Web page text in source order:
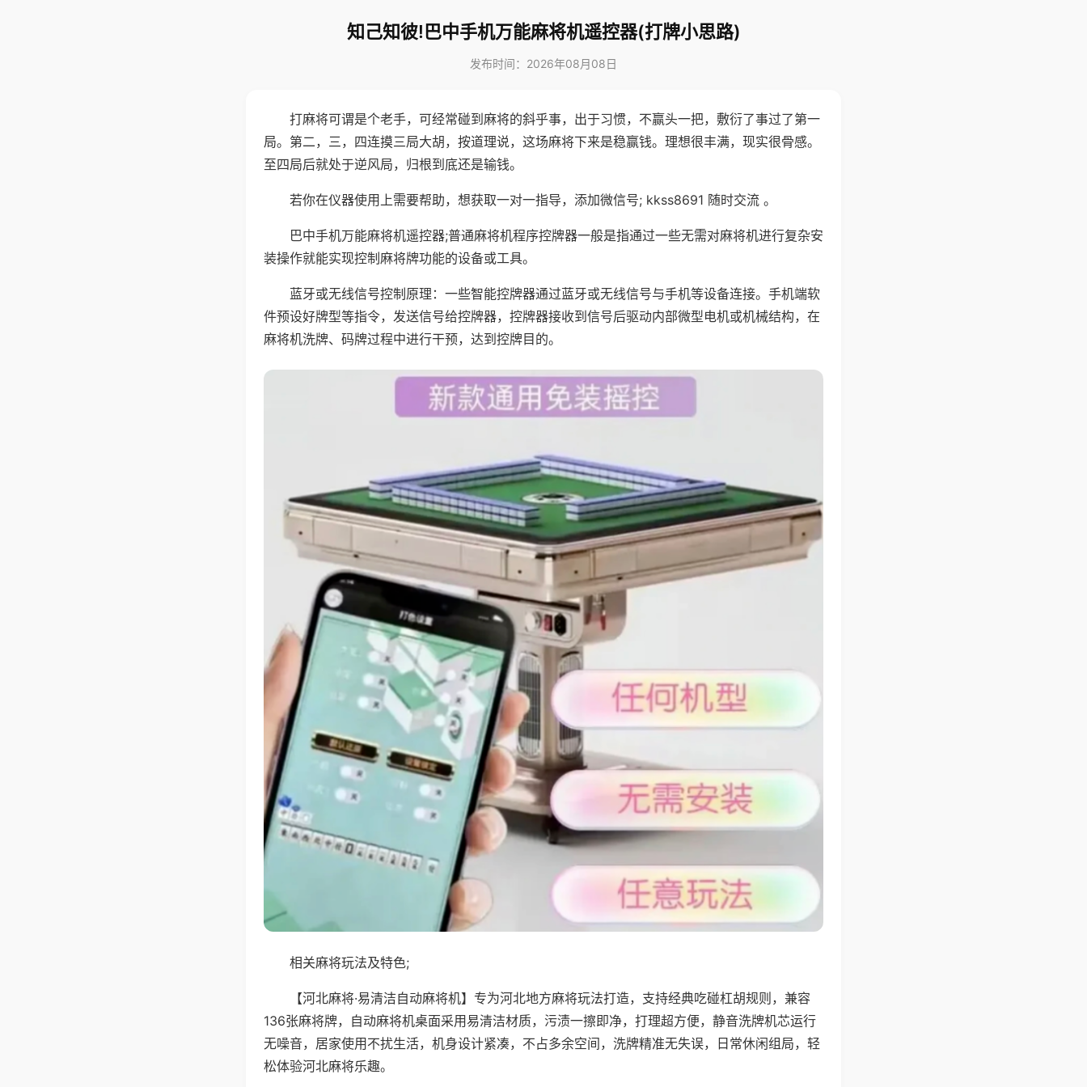
知己知彼!巴中手机万能麻将机遥控器(打牌小思路)
发布时间：2026年08月08日
打麻将可谓是个老手，可经常碰到麻将的斜乎事，出于习惯，不赢头一把，敷衍了事过了第一
局。第二，三，四连摸三局大胡，按道理说，这场麻将下来是稳赢钱。理想很丰满，现实很骨感。
至四局后就处于逆风局，归根到底还是输钱。
若你在仪器使用上需要帮助，想获取一对一指导，添加微信号; kkss8691 随时交流 。
巴中手机万能麻将机遥控器;普通麻将机程序控牌器一般是指通过一些无需对麻将机进行复杂安
装操作就能实现控制麻将牌功能的设备或工具。
蓝牙或无线信号控制原理：一些智能控牌器通过蓝牙或无线信号与手机等设备连接。手机端软
件预设好牌型等指令，发送信号给控牌器，控牌器接收到信号后驱动内部微型电机或机械结构，在
麻将机洗牌、码牌过程中进行干预，达到控牌目的。
相关麻将玩法及特色;
【河北麻将·易清洁自动麻将机】专为河北地方麻将玩法打造，支持经典吃碰杠胡规则，兼容
136张麻将牌，自动麻将机桌面采用易清洁材质，污渍一擦即净，打理超方便，静音洗牌机芯运行
无噪音，居家使用不扰生活，机身设计紧凑，不占多余空间，洗牌精准无失误，日常休闲组局，轻
松体验河北麻将乐趣。